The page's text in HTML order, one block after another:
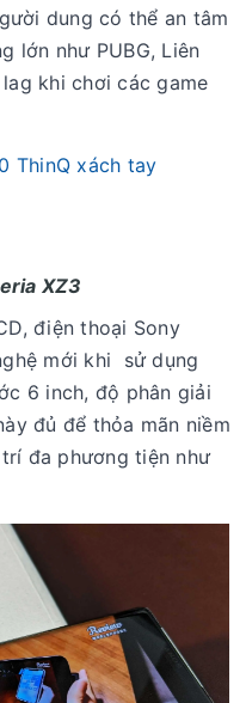
dung có thể an tâm
lớn như PUBG, Liên
khi chơi các game
ThinQ xách tay
XZ3
điện thoại Sony
mới khi sử dụng
6 inch, độ phân giải
đủ để thỏa mãn niềm
đa phương tiện như